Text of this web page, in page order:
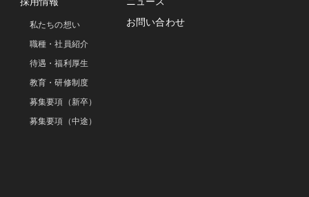
私たちの想い
職種・社員紹介
待遇・福利厚生
教育・研修制度
募集要項（新卒）
募集要項（中途）
お問い合わせ